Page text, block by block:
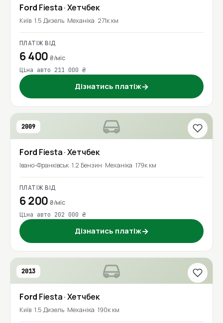
Ford Fiesta· Хетчбек
Київ 1.5 Дизель Механіка 271к км
ПЛАТІЖ ВІД
6 400₴/міс
Ціна авто 211 000 ₴
Дізнатись платіж→
2009
Ford Fiesta· Хетчбек
Івано-Франківськ 1.2 Бензин Механіка 179к км
ПЛАТІЖ ВІД
6 200₴/міс
Ціна авто 202 000 ₴
Дізнатись платіж→
2013
Ford Fiesta· Хетчбек
Київ 1.5 Дизель Механіка 190к км